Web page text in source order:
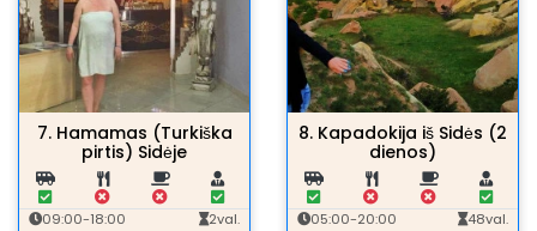
7. Hamamas (Turkiška
pirtis) Sidėje
09:00-18:00 2val.
8. Kapadokija iš Sidės (2
dienos)
05:00-20:00 48val.